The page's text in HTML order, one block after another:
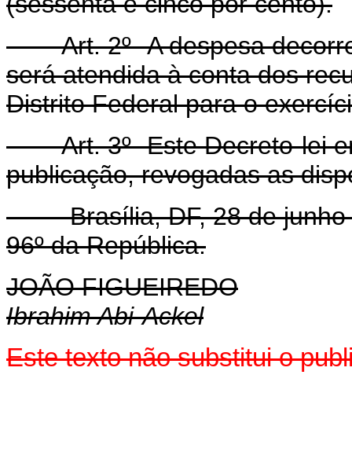
Art. 2º -A despesa
será atendida à conta dos
Distrito Federal para o
Art. 3º -Este Decreto-lei
publicação, revogadas as
Brasília, DF, 28 de junho
96º da República.
JOÃO FIGUEIREDO
Ibrahim Abi-Ackel
Este texto não substitui o